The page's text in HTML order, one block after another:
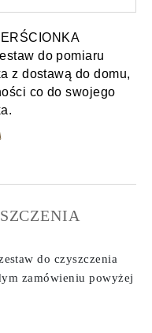
do pomiaru
z dostawą do domu,
co do swojego
do czyszczenia
zamówieniupowyżej